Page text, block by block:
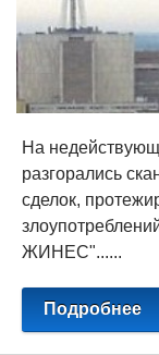
На
разгорались
сделок,
ЖИНЕС"......
Подробнее